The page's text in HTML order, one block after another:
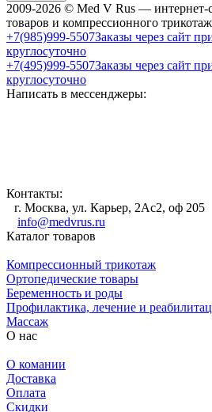
2009-2026 © Med V Rus — интернет-
товаров и компрессионного
+7(985)999-5507Заказы через сайт
круглосуточно
+7(495)999-5507Заказы через сайт
круглосуточно
Написать в мессенджеры:
Контакты:
г. Москва, ул. Карьер, 2Ас2, оф 205
info@medvrus.ru
Каталог товаров
Компрессионный трикотаж
Ортопедические товары
Беременность и роды
Профилактика, лечение и
Массаж
О нас
О комании
Доставка
Оплата
Скидки